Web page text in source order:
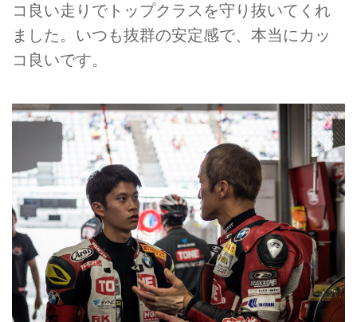
コ良い走りでトップクラスを守り抜いてくれ
ました。いつも抜群の安定感で、本当にカッ
コ良いです。